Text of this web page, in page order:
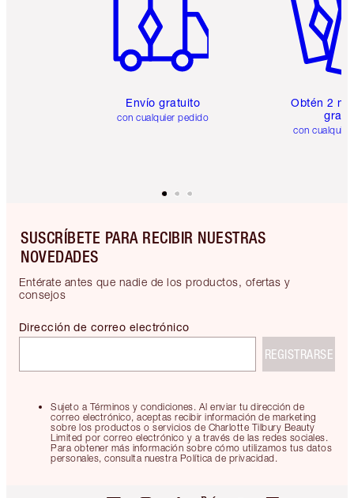
Envío gratuito
con cualquier pedido
Obtén 2
gratis
con
SUSCRÍBETE PARA RECIBIR NUESTRAS
NOVEDADES
Entérate antes que nadie de los productos, ofertas y
consejos
Sujeto a Términos y condiciones. Al enviar tu dirección de
correo electrónico, aceptas recibir información de marketing
sobre los productos o servicios de Charlotte Tilbury Beauty
Limited por correo electrónico y a través de las redes sociales.
Para obtener más información sobre cómo utilizamos tus datos
personales, consulta nuestra Política de privacidad.
Dirección de correo electrónico
REGISTRARSE